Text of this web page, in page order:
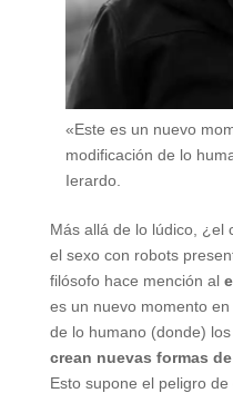
«Este es un nuevo
modificación de lo
Ierardo.
Más allá de lo lúdico, ¿el
el sexo con robots
filósofo hace mención al
es un nuevo momento
de lo humano (donde) los
crean nuevas formas
Esto supone el peligro